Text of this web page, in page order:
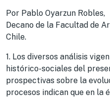
Por Pablo Oyarzun Robles,
Decano de la Facultad de
Chile.
1. Los diversos análisis
histórico-sociales del
prospectivas sobre la
procesos indican que en la